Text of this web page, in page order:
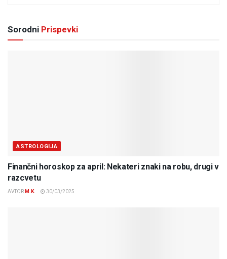
Sorodni Prispevki
ASTROLOGIJA
Finančni horoskop za april: Nekateri znaki na robu, drugi v
razcvetu
AVTOR M.K. 30/03/2025